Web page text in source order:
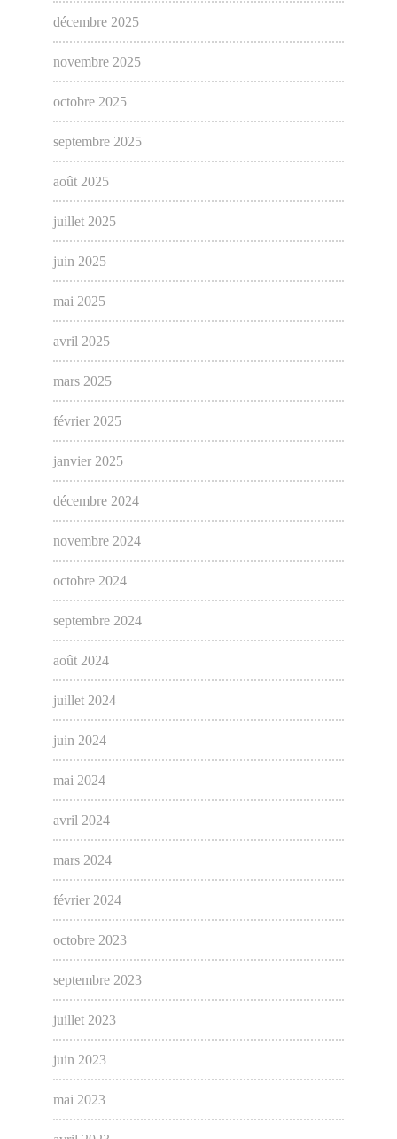
décembre 2025
novembre 2025
octobre 2025
septembre 2025
août 2025
juillet 2025
juin 2025
mai 2025
avril 2025
mars 2025
février 2025
janvier 2025
décembre 2024
novembre 2024
octobre 2024
septembre 2024
août 2024
juillet 2024
juin 2024
mai 2024
avril 2024
mars 2024
février 2024
octobre 2023
septembre 2023
juillet 2023
juin 2023
mai 2023